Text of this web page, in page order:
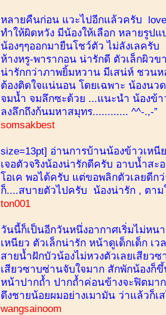
หลายคืนก่อน แวะไปอีกแล้วครับ
ทำให้ผิดหวัง มีน้องให้เลือก หลายรู
น้องๆๆออกมายืนโชว์ตัว ไม่ลังเลครั
ห้างหรู-พารากอน น่ารักดี ตัวเล็กผิว
น่ารักกว่าภาพยิ้มหวาน มีเสน่ห์ ชวนห
ต้องติดใจแน่นอน โดยเฉพาะ น้องนว
จมน้ำ จมลึกซะด้วย ...แนะนำ น้องข้
ลงลึกถึงก้นมหาสมุทร............ ^^-.,-”
somsakbest
size=13pt] อ่านการบ้านน้องข้าวเห
เจอตัวจริงน้องน่ารักดีครับ อาบน้ำส
โอเค พอได้ครับ แต่ขอพลิกตัวเลยดีก
ก็....สบายตัวไปครับ น้องน่ารัก , ตา
ton001
วันนี้ก็เป็นอีกวันหนึ่งอากาศเริ่มไม่หน
เหนียว ตัวเล็กน่ารัก หน้าดูเด็กเด็ก เ
สายน้ำฝักบัวน้องไม่หวงตัวเลยเสียว
เสียวซาบซ่านจับใจมาก สักพักน้องก็
หน้าปากถ้ำ ปากถ้ำค่อนข้างจะฟิตมาก
ดึงชายน้อยผมอย่างเมามัน ว่าแล้วก็เ
wangsainoom